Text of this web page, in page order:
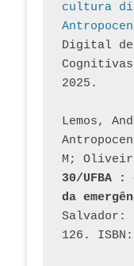
cultura
Digital de
2025.
Lemos,
M;
30/UFBA
da
Salvador:
126.